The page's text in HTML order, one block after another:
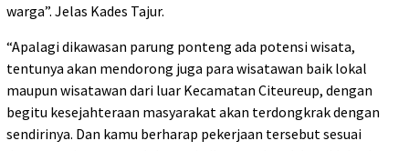
warga”. Jelas Kades Tajur.
“Apalagi dikawasan parung ponteng ada potensi wisata,
tentunya akan mendorong juga para wisatawan baik lokal
maupun wisatawan dari luar Kecamatan Citeureup, dengan
begitu kesejahteraan masyarakat akan terdongkrak dengan
sendirinya. Dan kamu berharap pekerjaan tersebut sesuai